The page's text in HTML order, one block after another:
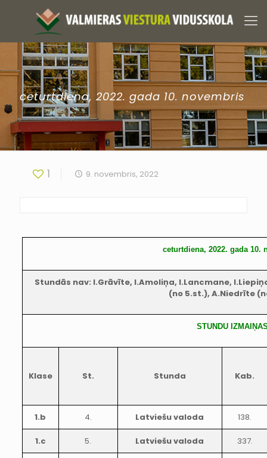
ceturtdiena, 2022. gada 10. novembris
1 9. novembris, 2022
ceturtdiena, 2022. gada 10.
Stundās nav: I.Grāvīte, I.Amoliņa, I.Lancmane,
(no 5.st.), A.Niedrīte
STUNDU
Klase St. Stunda Kab.
1.b 4. Latviešu valoda 138.
1.c 5. Latviešu valoda 337.